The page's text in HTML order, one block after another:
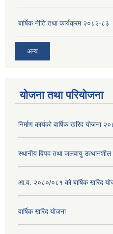
बार्षिक नीति तथा कार्यक्रम २०८२-८३
अन्य
योजना तथा परियोजना
निर्माण कार्यको वार्षिक खरिद योजना
स्थानीय विपद तथा जलवायु
आ.व. २०८०/०८१ को बार्षिक खरिद
वार्षिक खरिद योजना